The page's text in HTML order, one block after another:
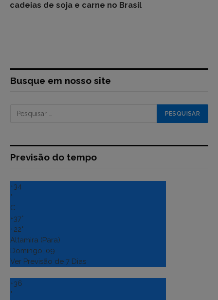
cadeias de soja e carne no Brasil
Busque em nosso site
Previsão do tempo
+34
°
C
+37°
+22°
Altamira (Para)
Domingo, 09
Ver Previsão de 7 Dias
+36
°